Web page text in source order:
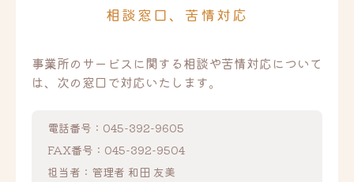
相談窓口、苦情対応
事業所のサービスに関する相談や苦情対応について
は、次の窓口で対応いたします。
電話番号：045-392-9605
FAX番号：045-392-9504
担当者：管理者 和田 友美